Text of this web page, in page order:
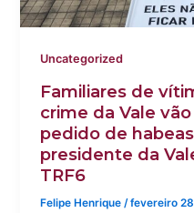
Uncategorized
Familiares de
crime da Vale
pedido de
presidente da
TRF6
Felipe Henrique /fevereiro